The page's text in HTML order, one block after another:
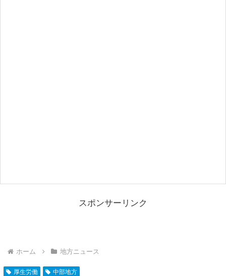
スポンサーリンク
ホーム 地方ニュース
厚生労働 中部地方